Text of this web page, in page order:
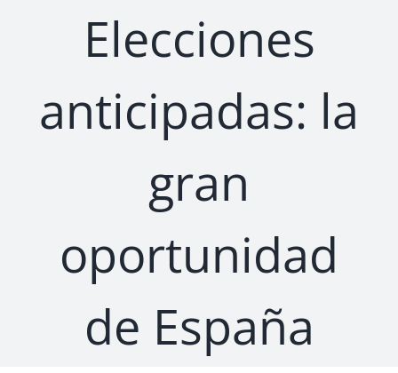
Elecciones
anticipadas: la
gran
oportunidad
de España